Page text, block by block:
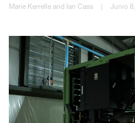
Marie Kerrelle and Ian Cass | Junio